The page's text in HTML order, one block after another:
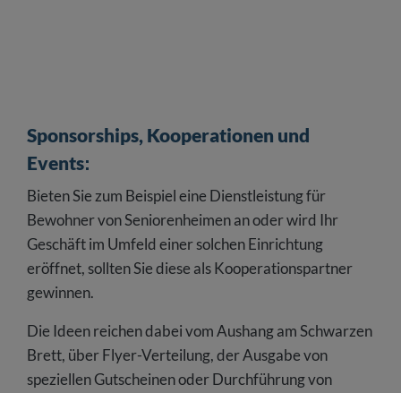
Sponsorships, Kooperationen und
Events:
Bieten Sie zum Beispiel eine Dienstleistung für
Bewohner von Seniorenheimen an oder wird Ihr
Geschäft im Umfeld einer solchen Einrichtung
eröffnet, sollten Sie diese als Kooperationspartner
gewinnen.
Die Ideen reichen dabei vom Aushang am Schwarzen
Brett, über Flyer-Verteilung, der Ausgabe von
speziellen Gutscheinen oder Durchführung von